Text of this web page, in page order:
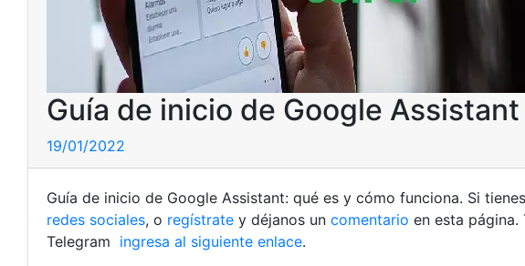
Guía de inicio de Google Assistant
19/01/2022
Guía de inicio de Google Assistant: qué es y cómo funciona. Si
redes sociales, o regístrate y déjanos un comentario en esta página.
Telegram ingresa al siguiente enlace.